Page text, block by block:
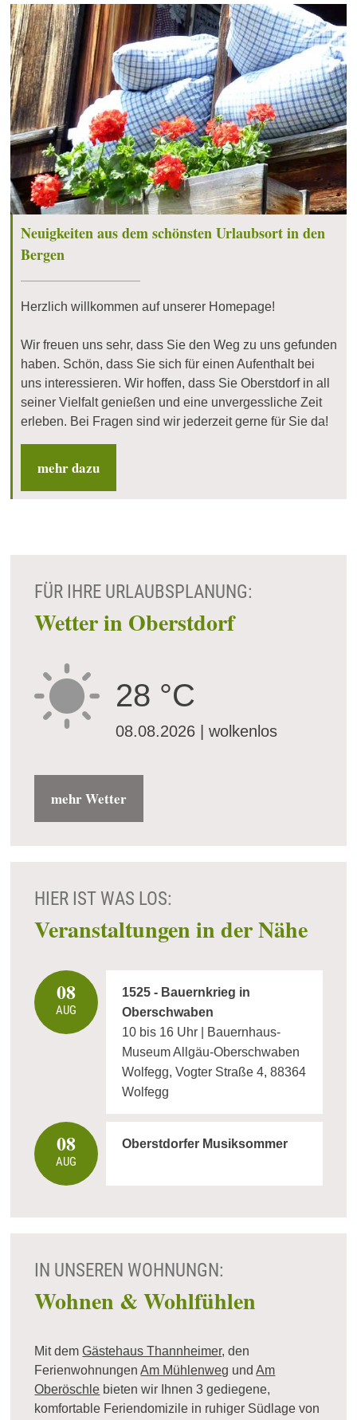
Neuigkeiten aus dem schönsten Urlaubsort in den
Bergen
Herzlich willkommen auf unserer Homepage!
Wir freuen uns sehr, dass Sie den Weg zu uns gefunden
haben. Schön, dass Sie sich für einen Aufenthalt bei
uns interessieren. Wir hoffen, dass Sie Oberstdorf in all
seiner Vielfalt genießen und eine unvergessliche Zeit
erleben. Bei Fragen sind wir jederzeit gerne für Sie da!
mehr dazu
FÜR IHRE URLAUBSPLANUNG:
Wetter in Oberstdorf
28 °C
08.08.2026 | wolkenlos
mehr Wetter
HIER IST WAS LOS:
Veranstaltungen in der Nähe
08
AUG
1525 - Bauernkrieg in
Oberschwaben
10 bis 16 Uhr | Bauernhaus-
Museum Allgäu-Oberschwaben
Wolfegg, Vogter Straße 4, 88364
Wolfegg
08
AUG
Oberstdorfer Musiksommer
IN UNSEREN WOHNUNGN:
Wohnen & Wohlfühlen
Mit demGästehaus Thannheimer, den
FerienwohnungenAm Mühlenweg undAm
Oberöschle bieten wir Ihnen 3 gediegene,
komfortable Feriendomizile in ruhiger Südlage von